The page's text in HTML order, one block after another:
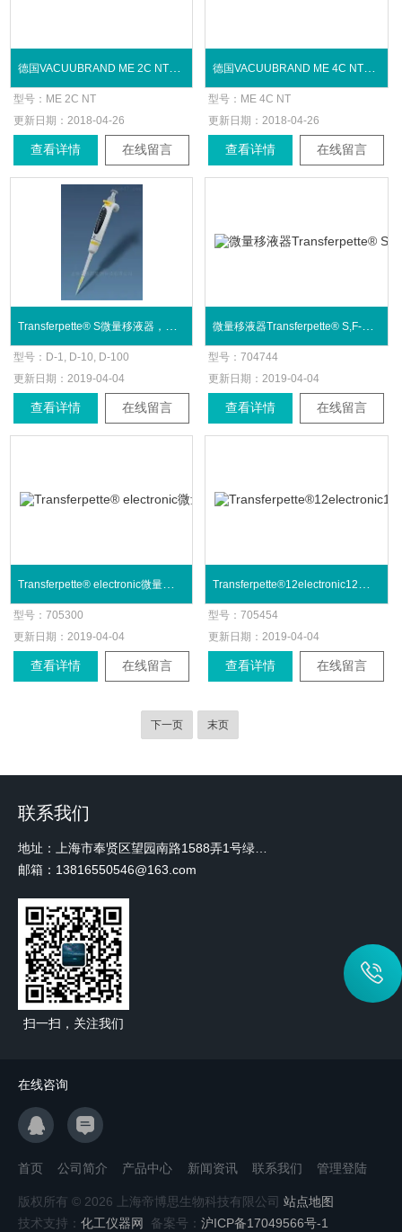
型号： ME 2C NT
更新日期：2018-04-26
查看详情 在线留言
型号： ME 4C NT
更新日期：2018-04-26
查看详情 在线留言
型号： D-1, D-10, D-100
更新日期：2019-04-04
查看详情 在线留言
型号：704744
更新日期：2019-04-04
查看详情 在线留言
型号：705300
更新日期： 2019-04-04
查看详情 在线留言
型号：705454
更新日期： 2019-04-04
查看详情 在线留言
下一页 末页
联系我们
地址：上海市奉贤区望园南路1588弄1号绿地未来中心A3 2110室
邮箱：13816550546@163.com
扫一扫，关注我们
在线咨询
首页 公司简介 产品中心 新闻资讯 联系我们 管理登陆
版权所有 © 2026 上海帝博思生物科技有限公司 站点地图
技术支持： 化工仪器网 备案号： 沪ICP备17049566号-1